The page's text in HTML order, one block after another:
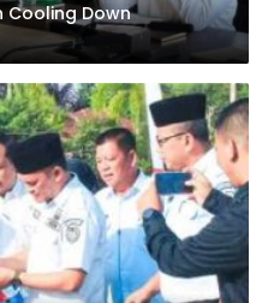
vs PT Arara Abadi,
Down